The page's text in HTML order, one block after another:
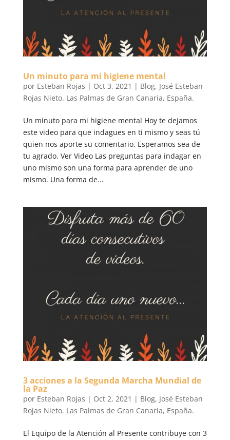
Un minuto para mi higiene mental
por Esteban Rojas | Oct 3, 2021 | Blog, José Esteban
Rojas Nieto. Las Palmas de Gran Canaria, España.
​Un minuto para mi higiene mental Hoy te dejamos
este video para que indagues en ti mismo y seas tú
quien nos aporte su comentario. Esperamos sea de
tu agrado. Ver Video Las preguntas para indagar en
uno mismo son una forma para aprender de uno
mismo. Una forma de...
3 acciones a la Segunda Marcha Mundial de
la Paz
por Esteban Rojas | Oct 2, 2021 | Blog, José Esteban
Rojas Nieto. Las Palmas de Gran Canaria, España.
​El Equipo de la Atención al Presente contribuye con 3